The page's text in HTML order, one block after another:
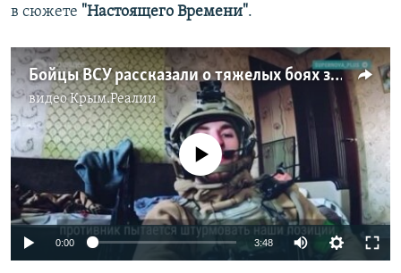
в сюжете "Настоящего Времени".
Бойцы ВСУ рассказали о тяжелых боях за Соледар и Бахмут
видеоКрым.Реалии
No media source currently available
0:00 3:48 Auto